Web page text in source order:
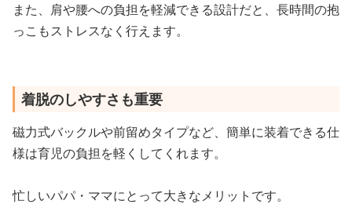
また、肩や腰への負担を軽減できる設計だと、長時間の抱
っこもストレスなく行えます。
着脱のしやすさも重要
磁力式バックルや前留めタイプなど、簡単に装着できる仕
様は育児の負担を軽くしてくれます。
忙しいパパ・ママにとって大きなメリットです。